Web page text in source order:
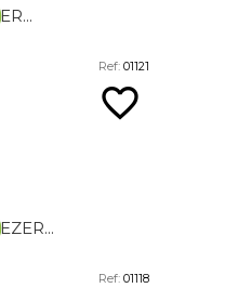
Ref:01121
Ref:01118
favorite_border